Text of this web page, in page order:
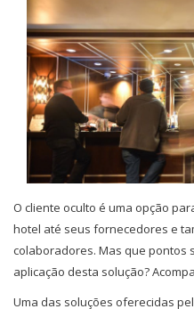
O cliente oculto é uma opção
hotel até seus fornecedores e
colaboradores. Mas que pontos
aplicação desta solução?
Uma das soluções oferecidas